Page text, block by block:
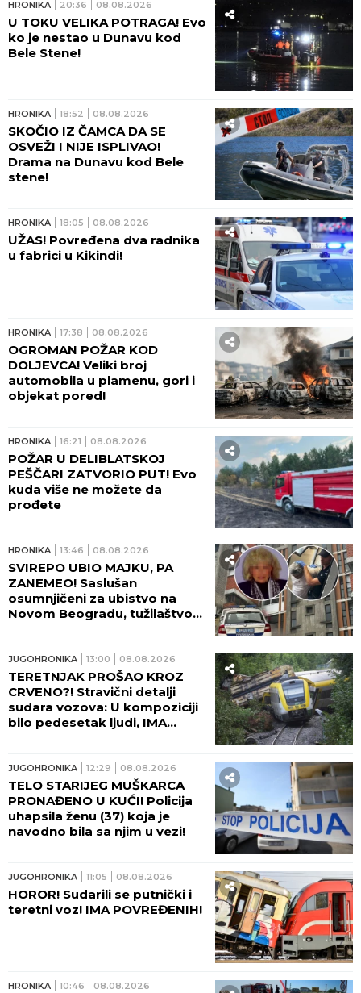
HRONIKA 20:36 08.08.2026
U TOKU VELIKA POTRAGA! Evo
ko je nestao u Dunavu kod
Bele Stene!
HRONIKA 18:52 08.08.2026
SKOČIO IZ ČAMCA DA SE
OSVEŽI I NIJE ISPLIVAO!
Drama na Dunavu kod Bele
stene!
HRONIKA 18:05 08.08.2026
UŽAS! Povređena dva radnika
u fabrici u Kikindi!
HRONIKA 17:38 08.08.2026
OGROMAN POŽAR KOD
DOLJEVCA! Veliki broj
automobila u plamenu, gori i
objekat pored!
HRONIKA 16:21 08.08.2026
POŽAR U DELIBLATSKOJ
PEŠČARI ZATVORIO PUT! Evo
kuda više ne možete da
prođete
HRONIKA 13:46 08.08.2026
SVIREPO UBIO MAJKU, PA
ZANEMEO! Saslušan
osumnjičeni za ubistvo na
Novom Beogradu, tužilaštvo
JUGOHRONIKA 13:00 08.08.2026
TERETNJAK PROŠAO KROZ
CRVENO?! Stravični detalji
sudara vozova: U kompoziciji
bilo pedesetak ljudi, IMA
JUGOHRONIKA 12:29 08.08.2026
TELO STARIJEG MUŠKARCA
PRONAĐENO U KUĆI! Policija
uhapsila ženu (37) koja je
navodno bila sa njim u vezi!
JUGOHRONIKA 11:05 08.08.2026
HOROR! Sudarili se putnički i
teretni voz! IMA POVREĐENIH!
HRONIKA 10:46 08.08.2026